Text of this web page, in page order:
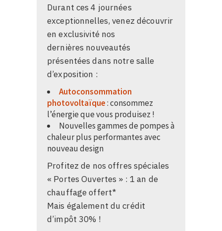
Durant ces 4 journées
exceptionnelles, venez découvrir
en exclusivité nos
dernières nouveautés
présentées dans notre salle
d’exposition :
Autoconsommation
photovoltaïque: consommez
l’énergie que vous produisez !
Nouvelles gammes de pompes à
chaleur plus performantes avec
nouveau design
Profitez de nos offres spéciales
« Portes Ouvertes » : 1 an de
chauffage offert*
Mais également du crédit
d’impôt 30% !